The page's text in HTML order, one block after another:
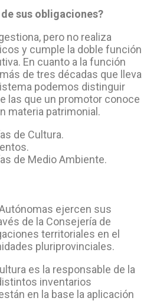
sus obligaciones?
pero no realiza
y cumple la doble función
En cuanto a la función
de tres décadas que lleva
podemos distinguir
las que un promotor conoce
materia patrimonial.
de Cultura.
de Medio Ambiente.
ejercen sus
de la Consejería de
territoriales en el
pluriprovinciales.
es la responsable de la
inventarios
en la base la aplicación